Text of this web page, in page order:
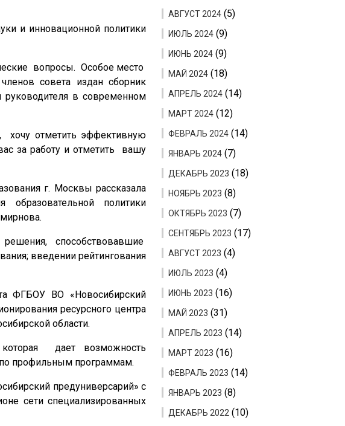
и инновационной политики
вопросы. Особое место
совета издан сборник
в современном
хочу отметить эффективную
за работу и отметить вашу
г. Москвы рассказала
образовательной политики
способствовавшие
введении рейтингования
ФГБОУ ВО «Новосибирский
ресурсного центра
области.
дает возможность
профильным программам.
предуниверсарий» с
сети специализированных
АВГУСТ 2024 (5)
ИЮЛЬ 2024 (9)
ИЮНЬ 2024 (9)
МАЙ 2024 (18)
АПРЕЛЬ 2024 (14)
МАРТ 2024 (12)
ФЕВРАЛЬ 2024 (14)
ЯНВАРЬ 2024 (7)
ДЕКАБРЬ 2023 (18)
НОЯБРЬ 2023 (8)
ОКТЯБРЬ 2023 (7)
СЕНТЯБРЬ 2023 (17)
АВГУСТ 2023 (4)
ИЮЛЬ 2023 (4)
ИЮНЬ 2023 (16)
МАЙ 2023 (31)
АПРЕЛЬ 2023 (14)
МАРТ 2023 (16)
ФЕВРАЛЬ 2023 (14)
ЯНВАРЬ 2023 (8)
ДЕКАБРЬ 2022 (10)